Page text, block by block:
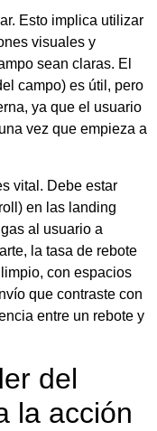
Esto implica utilizar
visuales y
sean claras. El
campo) es útil, pero
ya que el usuario
vez que empieza a
vital. Debe estar
en las landing
al usuario a
la tasa de rebote
con espacios
que contraste con
entre un rebote y
del
la acción